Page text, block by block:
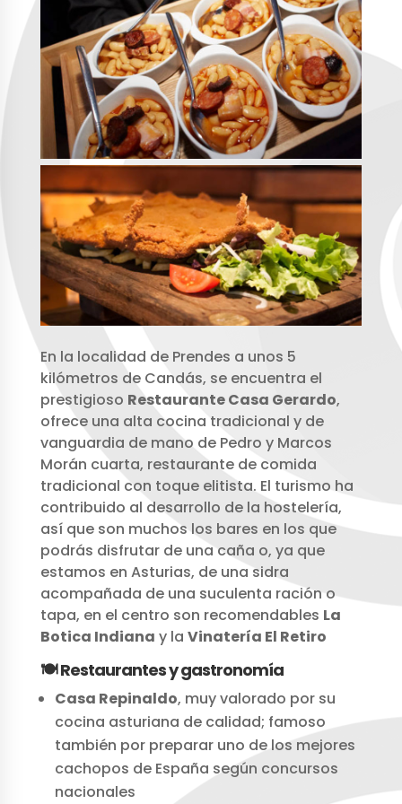
En la localidad de Prendes a unos 5
kilómetros de Candás, se encuentra el
prestigioso Restaurante Casa Gerardo,
ofrece una alta cocina tradicional y de
vanguardia de mano de Pedro y Marcos
Morán cuarta, restaurante de comida
tradicional con toque elitista. El turismo ha
contribuido al desarrollo de la hostelería,
así que son muchos los bares en los que
podrás disfrutar de una caña o, ya que
estamos en Asturias, de una sidra
acompañada de una suculenta ración o
tapa, en el centro son recomendables La
Botica Indiana y la Vinatería El Retiro
🍽️ Restaurantes y gastronomía
Casa Repinaldo, muy valorado por su
cocina asturiana de calidad; famoso
también por preparar uno de los mejores
cachopos de España según concursos
nacionales